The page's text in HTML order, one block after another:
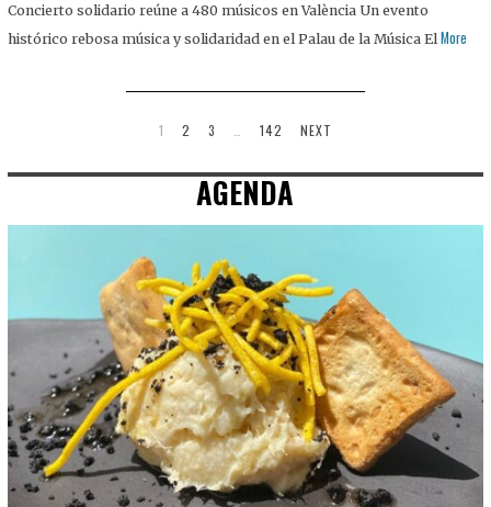
Concierto solidario reúne a 480 músicos en València Un evento
histórico rebosa música y solidaridad en el Palau de la Música El More
1 2 3 142 NEXT
AGENDA